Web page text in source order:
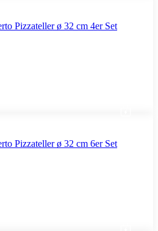
Pizzateller ø 32 cm 4er Set
Pizzateller ø 32 cm 6er Set